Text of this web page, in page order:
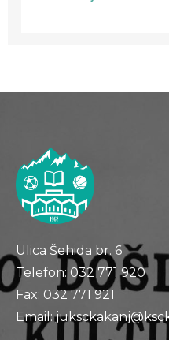
Ulica Šehida br. 6
Telefon: 032 771 920
Fax: 032 771 921
Email: